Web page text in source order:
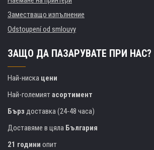
Заместващо изпълнение
Odstoupení od smlouvy
ЗАЩО ДА ПАЗАРУВАТЕ ПРИ НАС?
Най-ниска цени
Най-големиятасортимент
Бърз доставка (24-48 часа)
Доставяме в цяла България
21 години опит